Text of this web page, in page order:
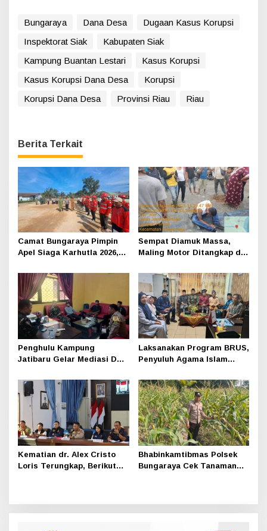
Bungaraya Dana Desa
Dugaan Kasus Korupsi
Inspektorat Siak
Kabupaten Siak
Kampung Buantan Lestari
Kasus Korupsi
Kasus Korupsi Dana Desa
Korupsi
Korupsi Dana Desa
Provinsi Riau Riau
Berita Terkait
Camat Bungaraya Pimpin
Apel Siaga Karhutla 2026,
Perusahaan dan
Masyarakat Dikuatkan
Sempat Diamuk Massa,
Maling Motor Ditangkap di
Penghulu Kampung
Jatibaru Gelar Mediasi Dua
Pihak Tak Hadir
Laksanakan Program BRUS,
Penyuluh Agama Islam
1
Kematian dr. Alex Cristo
Loris Terungkap, Berikut
Bhabinkamtibmas Polsek
Bungaraya Cek Tanaman